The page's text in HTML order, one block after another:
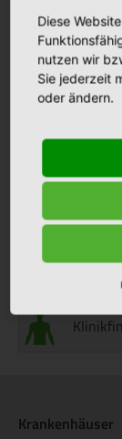
Krankenhäuser
Diese
nutzen wir
Sie jederzeit
oder ändern.